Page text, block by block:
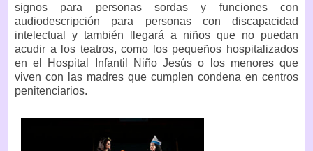
signos para personas sordas y funciones con
audiodescripción para personas con discapacidad
intelectual y también llegará a niños que no puedan
acudir a los teatros, como los pequeños hospitalizados
en el Hospital Infantil Niño Jesús o los menores que
viven con las madres que cumplen condena en centros
penitenciarios.